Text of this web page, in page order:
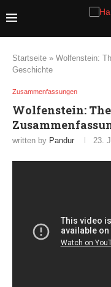
Startseite » Wolfenstein:
Geschichte
Zusammenfassungen
Wolfenstein:
written by Pandur 23.